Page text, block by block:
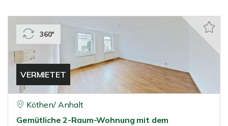
VERMIETET
360°
Köthen/ Anhalt
Gemütliche 2-Raum-Wohnung mit dem